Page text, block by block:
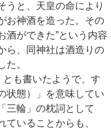
うと、天皇の命により
お神酒を造った。その
酒ができた”という内容
ら、同神社は酒造りの
た。
とも書いたようで、す
状態）」を意味してい
三輪」の枕詞として
ていることからも、